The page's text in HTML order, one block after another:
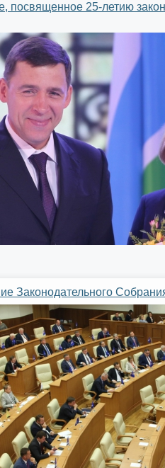
посвященное 25-летию
Законодательного